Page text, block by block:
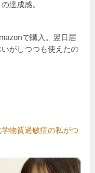
達成感。
で購入。翌日届
がしつつも使えたの
物質過敏症の私がつ